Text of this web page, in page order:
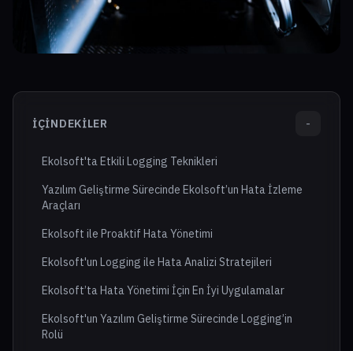
İÇINDEKILER -
Ekolsoft'ta Etkili Logging Teknikleri
Yazılım Geliştirme Sürecinde Ekolsoft’un Hata İzleme
Araçları
Ekolsoft ile Proaktif Hata Yönetimi
Ekolsoft'un Logging ile Hata Analizi Stratejileri
Ekolsoft’ta Hata Yönetimi İçin En İyi Uygulamalar
Ekolsoft'un Yazılım Geliştirme Sürecinde Logging’in
Rolü